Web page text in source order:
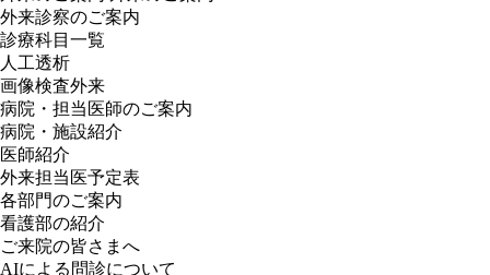
外来診察のご案内
診療科目一覧
人工透析
画像検査外来
病院・担当医師のご案内
病院・施設紹介
医師紹介
外来担当医予定表
各部門のご案内
看護部の紹介
ご来院の皆さまへ
AIによる問診について